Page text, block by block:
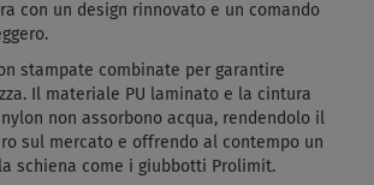
con un design rinnovato e un comando
stampate combinate per garantire
Il materiale PU laminato e la cintura
non assorbono acqua, rendendolo il
sul mercato e offrendo al contempo un
schiena come i giubbotti Prolimit.